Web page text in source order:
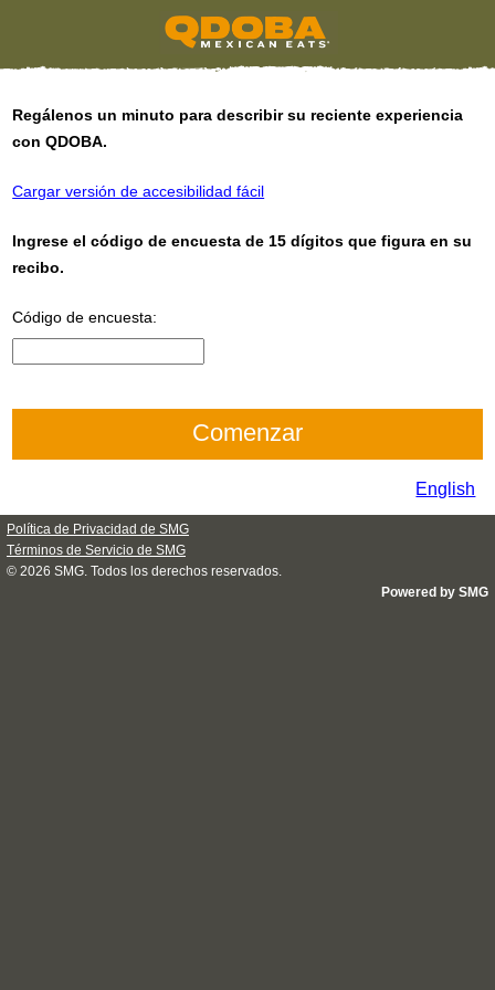
Regálenos un minuto para describir su reciente experiencia
con QDOBA.
Cargar versión de accesibilidad fácil
Ingrese el código de encuesta de 15 dígitos que figura en su
recibo.
Código de encuesta:
English
Política de Privacidad de SMG
Términos de Servicio de SMG
© 2026 SMG . Todos los derechos reservados.
Powered by SMG